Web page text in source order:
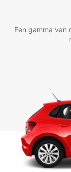
Een gamma